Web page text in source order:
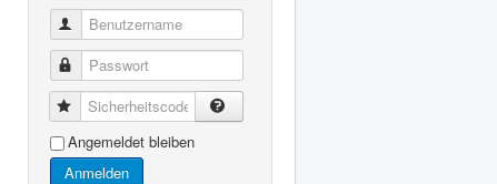
Benutzername
Passwort
Sicherheitscode
Angemeldet bleiben
Anmelden